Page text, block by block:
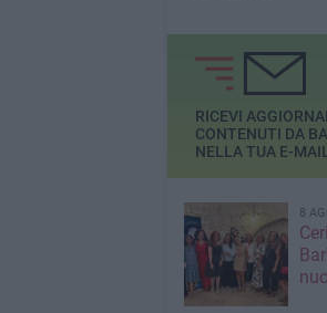
RICEVI
CONTENUTI DA
NELLA TUA E-
8